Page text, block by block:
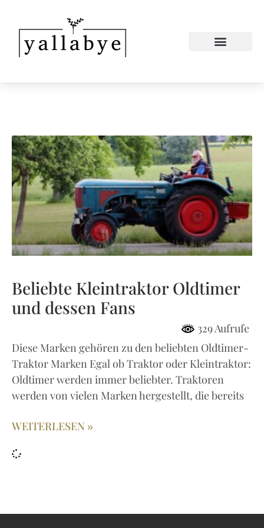
Beliebte Kleintraktor Oldtimer
und dessen Fans
329 Aufrufe
Diese Marken gehören zu den beliebten Oldtimer-
Traktor Marken Egal ob Traktor oder Kleintraktor:
Oldtimer werden immer beliebter. Traktoren
werden von vielen Marken hergestellt, die bereits
WEITERLESEN »